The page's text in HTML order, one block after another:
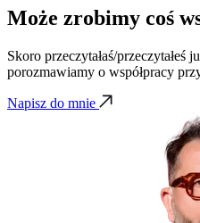
Może zrobimy coś
Skoro przeczytałaś/przeczytałeś
porozmawiamy o współpracy
Napisz do mnie